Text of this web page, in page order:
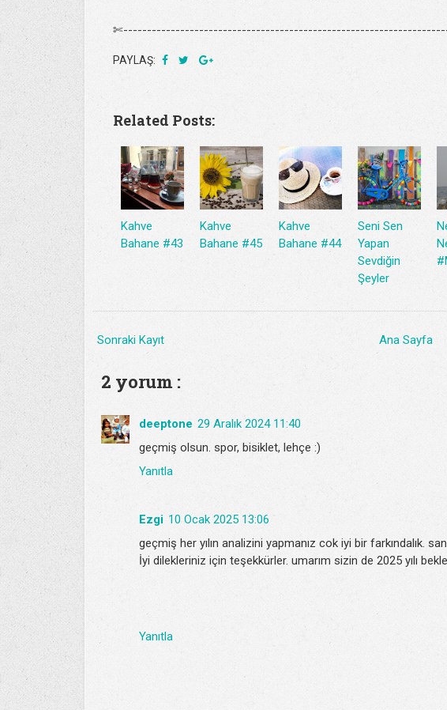
PAYLAŞ:
Related Posts:
Kahve
Bahane #43
Kahve
Bahane #45
Kahve
Bahane #44
Seni Sen
Yapan
Sevdiğin
Şeyler
Sonraki Kayıt Ana Sayfa
2 yorum :
deeptone 29 Aralık 2024 11:40
geçmiş olsun. spor, bisiklet, lehçe :)
Yanıtla
Ezgi 10 Ocak 2025 13:06
geçmiş her yılın analizini yapmanız cok iyi bir farkındalık.
İyi dilekleriniz için teşekkürler. umarım sizin de 2025 yılı
Yanıtla